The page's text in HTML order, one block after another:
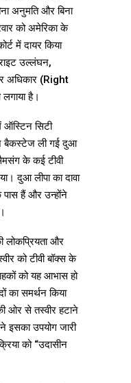
अनुमति और बिना
को अमेरिका के
में दायर किया
उल्लंघन,
अधिकार (Right
है।
ऑस्टिन सिटी
बैकस्टेज ली गई दुआ
के कई टीवी
दुआ लीपा का दावा
पास हैं और उन्होंने
और
को टीवी बॉक्स के
को यह आभास हो
का समर्थन किया
ओर से तस्वीर हटाने
इसका उपयोग जारी
को “उदासीन